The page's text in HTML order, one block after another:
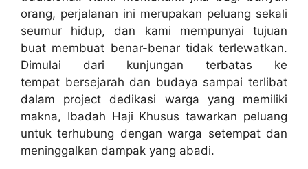
orang, perjalanan ini merupakan peluang sekali
seumur hidup, dan kami mempunyai tujuan
buat membuat benar-benar tidak terlewatkan.
Dimulai dari kunjungan terbatas ke
tempat bersejarah dan budaya sampai terlibat
dalam project dedikasi warga yang memiliki
makna, Ibadah Haji Khusus tawarkan peluang
untuk terhubung dengan warga setempat dan
meninggalkan dampak yang abadi.